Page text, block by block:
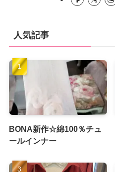
人気記事
BONA新作☆綿100％チュ
ールインナー